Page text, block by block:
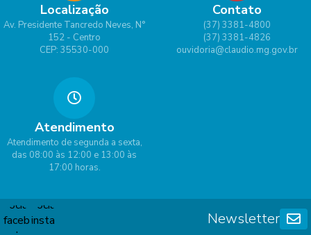
Localização
Av. Presidente Tancredo Neves, N°
152 - Centro
CEP: 35530-000
Contato
(37) 3381-4800
(37) 3381-4826
ouvidoria@claudio.mg.gov.br
Atendimento
Atendimento de segunda a sexta,
das 08:00 às 12:00 e 13:00 às
17:00 horas.
Newsletter